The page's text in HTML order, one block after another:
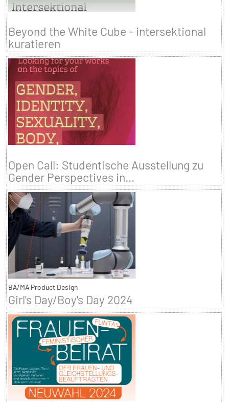
Beyond the White Cube - intersektional
kuratieren
Open Call: Studentische Ausstellung zu
Gender Perspectives in...
BA/MA Product Design
Girl's Day/Boy's Day 2024